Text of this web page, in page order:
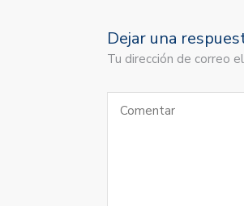
Dejar una
Tu dirección de correo